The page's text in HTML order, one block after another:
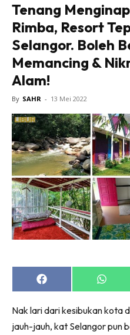
Tenang
Rimba, Resort
Selangor. Boleh
Memancing &
Alam!
By SAHR - 13 Mei 2022
Share
on
Share
on
Nak lari dari kesibukan kota
jauh-jauh, kat Selangor pun